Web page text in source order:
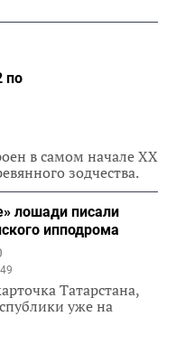
по
в самом начале XX
зодчества.
лошади писали
ипподрома
Татарстана,
уже на